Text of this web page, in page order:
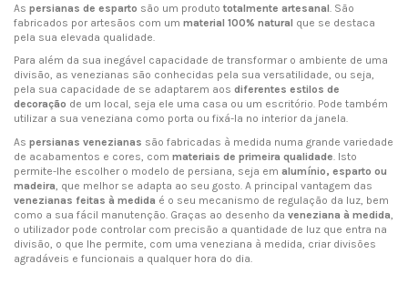
As persianas de esparto são um produto totalmente artesanal. São
fabricados por artesãos com um material 100% natural que se destaca
pela sua elevada qualidade.
Para além da sua inegável capacidade de transformar o ambiente de uma
divisão, as venezianas são conhecidas pela sua versatilidade, ou seja,
pela sua capacidade de se adaptarem aos diferentes estilos de
decoração de um local, seja ele uma casa ou um escritório. Pode também
utilizar a sua veneziana como porta ou fixá-la no interior da janela.
As persianas venezianas são fabricadas à medida numa grande variedade
de acabamentos e cores, com materiais de primeira qualidade. Isto
permite-lhe escolher o modelo de persiana, seja em alumínio, esparto ou
madeira, que melhor se adapta ao seu gosto. A principal vantagem das
venezianas feitas à medida é o seu mecanismo de regulação da luz, bem
como a sua fácil manutenção. Graças ao desenho da veneziana à medida,
o utilizador pode controlar com precisão a quantidade de luz que entra na
divisão, o que lhe permite, com uma veneziana à medida, criar divisões
agradáveis e funcionais a qualquer hora do dia.